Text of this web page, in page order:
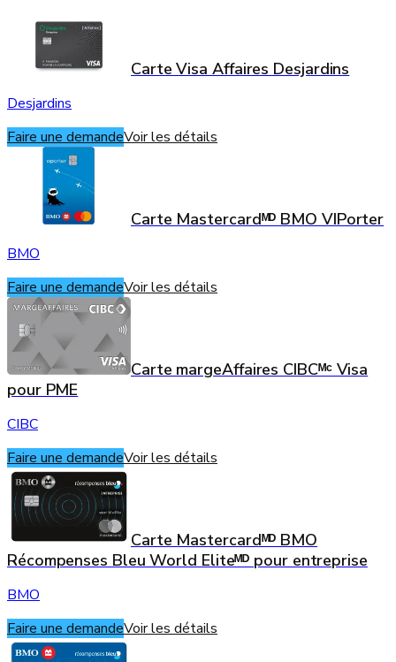
Carte Visa Affaires Desjardins
Desjardins
Faire une demandeVoir les détails
Carte Mastercardᴹᴰ BMO VIPorter
BMO
Faire une demandeVoir les détails
Carte margeAffaires CIBCᴹᶜ Visa
pour PME
CIBC
Faire une demandeVoir les détails
Carte Mastercardᴹᴰ BMO
Récompenses Bleu World Eliteᴹᴰ pour entreprise
BMO
Faire une demandeVoir les détails